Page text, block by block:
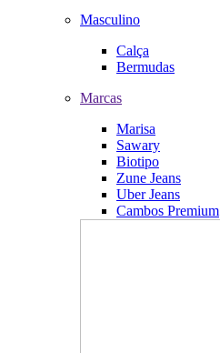
Masculino
Calça
Bermudas
Marcas
Marisa
Sawary
Biotipo
Zune Jeans
Uber Jeans
Cambos Premium